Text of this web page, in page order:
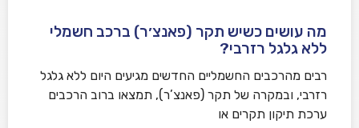
מה עושים כשיש תקר (פאנצ׳ר) ברכב חשמלי
ללא גלגל רזרבי?
רבים מהרכבים החשמליים החדשים מגיעים היום ללא גלגל
רזרבי, ובמקרה של תקר (פאנצ’ר), תמצאו ברוב הרכבים
ערכת תיקון תקרים או